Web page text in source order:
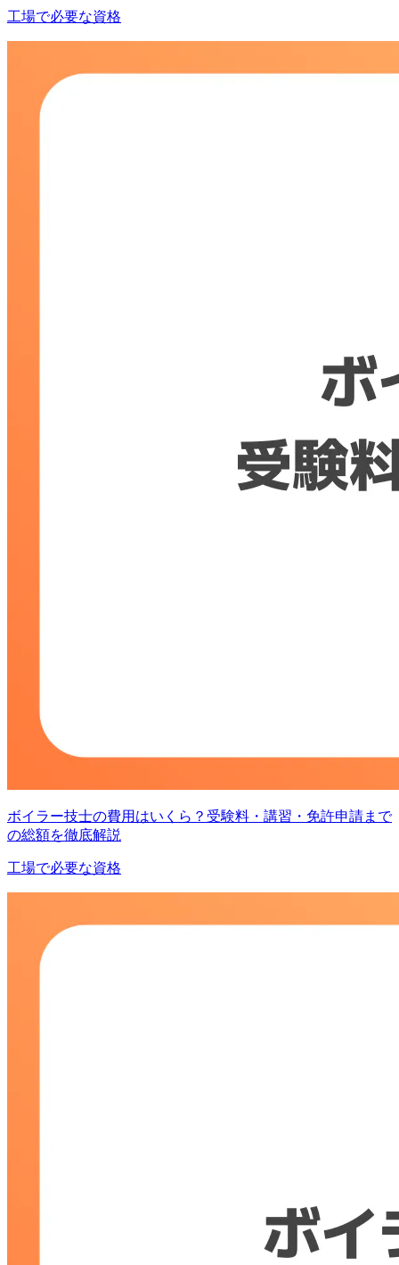
工場で必要な資格
ボイラー技士の費用はいくら？受験料・講習・免許申請まで
の総額を徹底解説
工場で必要な資格